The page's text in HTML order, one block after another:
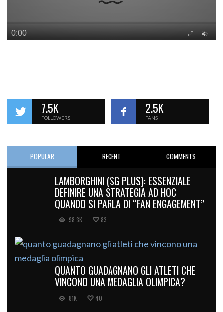
7.5K
FOLLOWERS
2.5K
FANS
POPULAR RECENT COMMENTS
LAMBORGHINI (SG PLUS): ESSENZIALE
DEFINIRE UNA STRATEGIA AD HOC
QUANDO SI PARLA DI “FAN ENGAGEMENT”
98.3K 83
QUANTO GUADAGNANO GLI ATLETI CHE
VINCONO UNA MEDAGLIA OLIMPICA?
81K 40